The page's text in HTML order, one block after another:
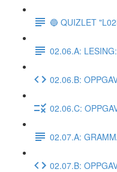
🔵 QUIZLET
02.06.A:
02.06.B:
02.06.C:
02.07.A:
02.07.B: